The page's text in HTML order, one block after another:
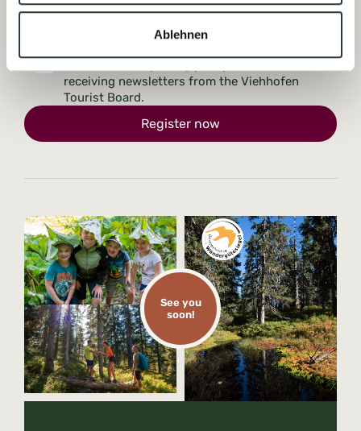
Ablehnen
receiving newsletters from the Viehhofen
Tourist Board.
Register now
See you
soon!